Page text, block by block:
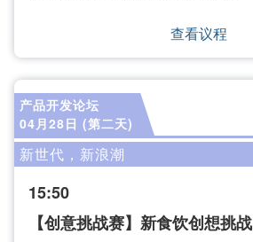
查看议程
产品开发论坛
04月28日 (第二天)
新世代，新浪潮
15:50
【创意挑战赛】新食饮创想挑战